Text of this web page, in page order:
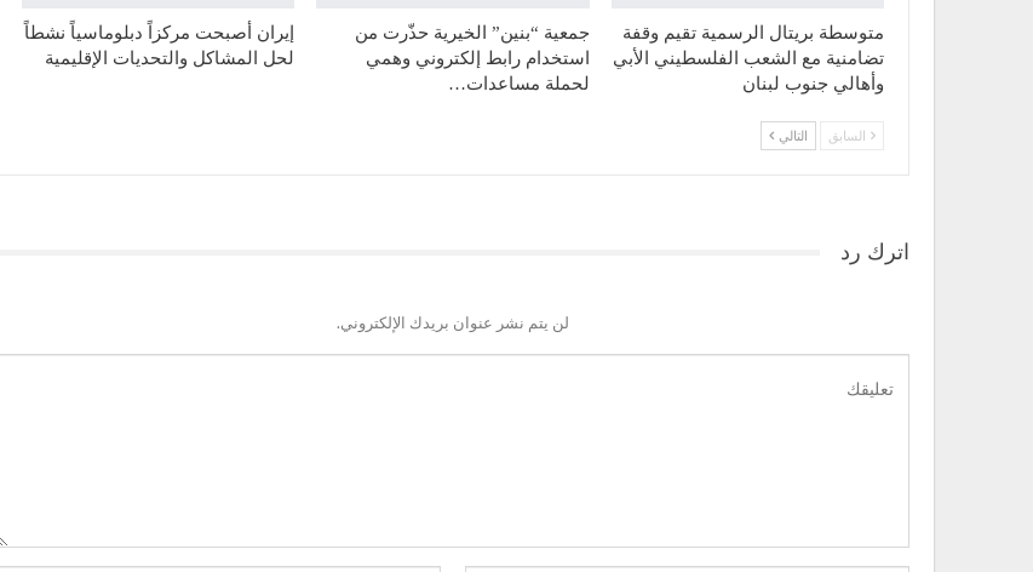
متوسطة بريتال الرسمية تقيم وقفة
تضامنية مع الشعب الفلسطيني الأبي
وأهالي جنوب لبنان
جمعية “بنين” الخيرية حذّرت من
استخدام رابط إلكتروني وهمي
لحملة مساعدات…
إيران أصبحت مركزاً دبلوماسياً نشطاً
لحل المشاكل والتحديات الإقليمية
السابق التالي
اترك رد
لن يتم نشر عنوان بريدك الإلكتروني.